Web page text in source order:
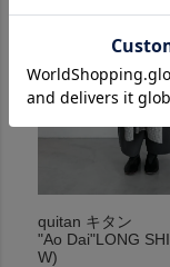
quitan キタン
"Ao Dai"LONG
W)